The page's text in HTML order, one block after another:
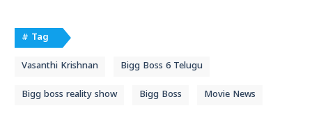
# Tag
Vasanthi Krishnan Bigg Boss 6 Telugu
Bigg boss reality show Bigg Boss Movie News